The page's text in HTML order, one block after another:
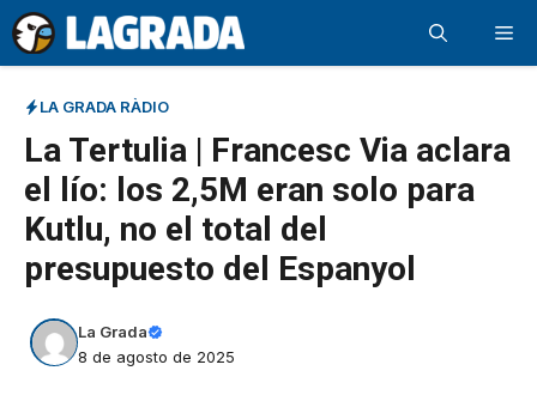
Saltar
al
contenido
LA GRADA RÀDIO
La Tertulia | Francesc Via aclara
el lío: los 2,5M eran solo para
Kutlu, no el total del
presupuesto del Espanyol
La Grada
8 de agosto de 2025